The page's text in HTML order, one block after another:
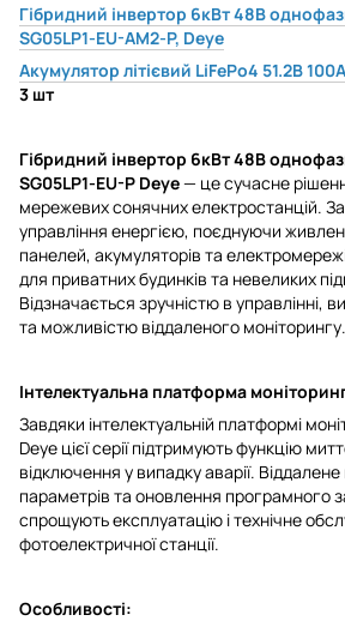
Гібридний інвертор 6кВт 48В
SG05LP1-EU-AM2-P, Deye
Акумулятор літієвий LiFePo4 51.2В
3 шт
Гібридний інвертор 6кВт 48В
SG05LP1-EU-P Deye— це сучасне
мережевих сонячних електростанцій.
управління енергією, поєднуючи
панелей, акумуляторів та
для приватних будинків та невеликих
Відзначається зручністю в управлінні,
та можливістю віддаленого моніторингу.
Інтелектуальна платформа
Завдяки інтелектуальній платформі
Deye цієї серії підтримують функцію
відключення у випадку аварії.
параметрів та оновлення програмного
спрощують експлуатацію і технічне
фотоелектричної станції.
Особливості: